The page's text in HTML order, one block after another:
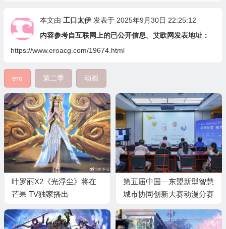
本文由 工口太伊发表于 2025年9月30日 22:25:12
内容参考自互联网上的已公开信息。艾欧网发表地址：
https://www.eroacg.com/19674.html
ero 第二季 动画
叶罗丽X2《光浮尘》将在
芒果 TV独家播出
第五届中国—东盟新型智慧
城市协同创新大赛动漫分赛